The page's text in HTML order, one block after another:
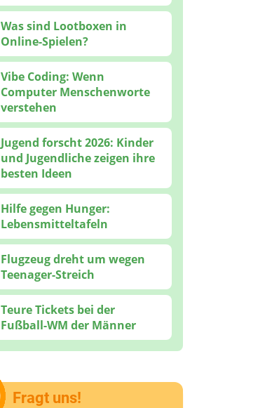
Was sind Lootboxen in
Online-Spielen?
Vibe Coding: Wenn
Computer Menschenworte
verstehen
Jugend forscht 2026: Kinder
und Jugendliche zeigen ihre
besten Ideen
Hilfe gegen Hunger:
Lebensmitteltafeln
Flugzeug dreht um wegen
Teenager-Streich
Teure Tickets bei der
Fußball-WM der Männer
Fragt uns!